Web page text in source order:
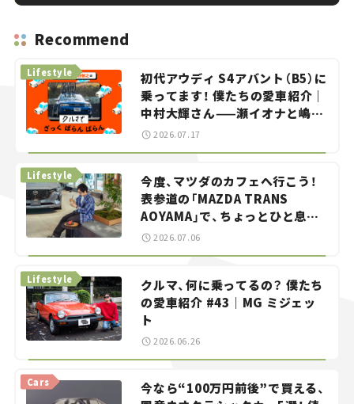
Recommend
初代アウディ S4アバント（B5）に
乗ってます！ 僕たちの愛車紹介｜
中村大輝さん——瀬イオナと嶋田
智之の「クルマでざっくばらんば
Lifestyle
2026.07.17
今度、マツダのカフェへ行こう！
表参道の「MAZDA TRANS
AOYAMA」で、ちょっとひと息。
——連載｜CCGとクルマでどうす
Lifestyle
2026.07.06
クルマ、何に乗ってるの？ 僕たち
の愛車紹介 #43｜MG ミジェッ
ト
Lifestyle
2026.06.26
今なら“100万円前後”で買える、
Cars